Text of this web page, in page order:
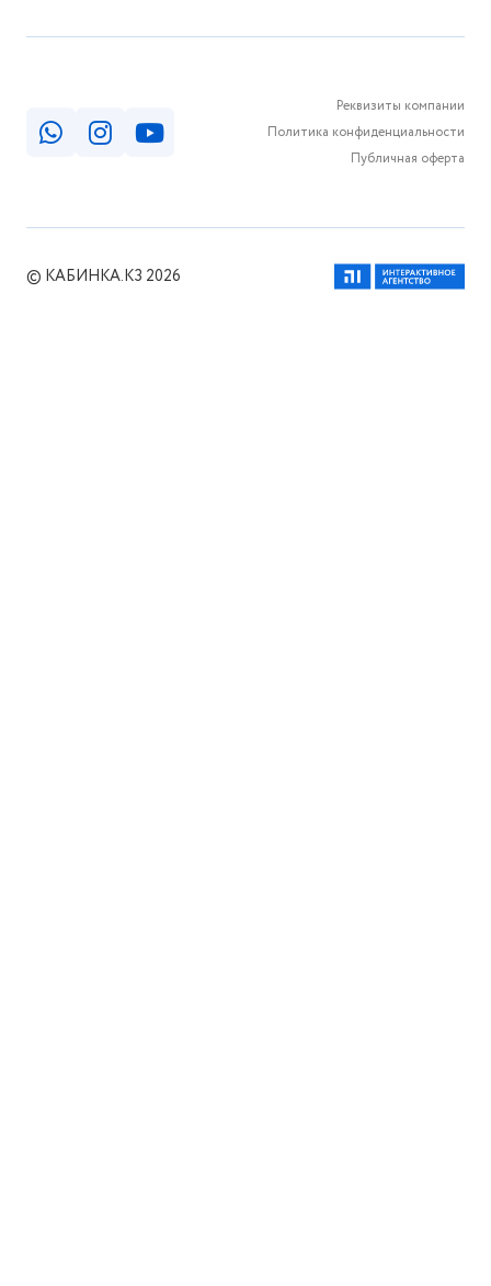
Реквизиты компании
Политика конфиденциальности
Публичная оферта
© КАБИНКА.КЗ 2026